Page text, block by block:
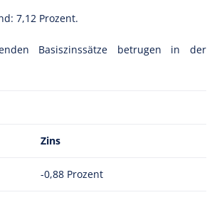
7,12 Prozent.
Basiszinssätze betrugen in der
Zins
-0,88 Prozent